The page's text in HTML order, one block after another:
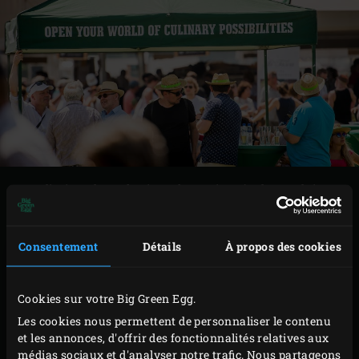
Consentement Détails À propos des cookies
Cookies sur votre Big Green Egg.
Les cookies nous permettent de personnaliser le contenu
et les annonces, d'offrir des fonctionnalités relatives aux
médias sociaux et d'analyser notre trafic. Nous partageons
Des dizaines de professionnels passionnés, des produits
frais de toute première qualité, de fins gourmets
centaine de Big Green Eggs – tels étaient les ingrédients
Green Egg.
Certains visiteurs et professionnels (chefs cuisiniers et